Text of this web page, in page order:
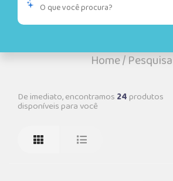
Home/Pesquisa
De imediato, encontramos 24produtos
disponíveis para você